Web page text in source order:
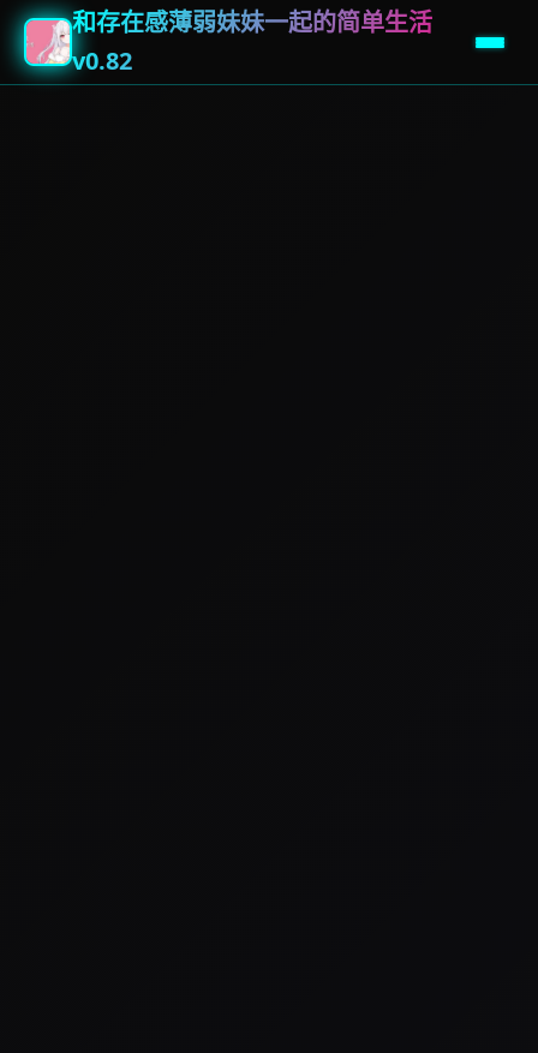
和存在感薄弱妹妹一起的简单生活
v0.82